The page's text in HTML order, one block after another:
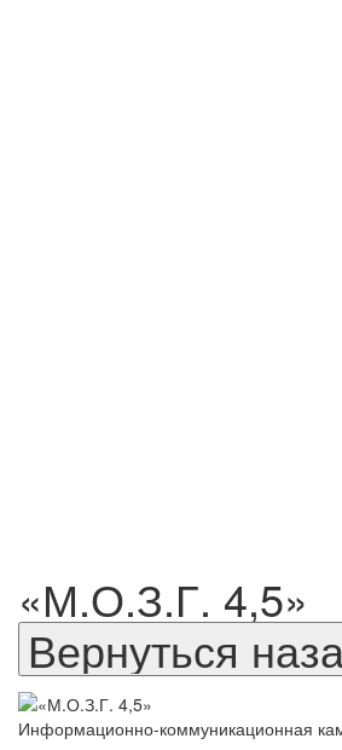
«М.О.З.Г. 4,5»
Информационно-коммуникационная